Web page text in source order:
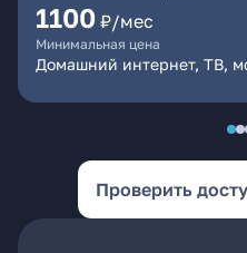
1100 ₽/мес
Минимальная цена
Домашний интернет, ТВ,
Проверить